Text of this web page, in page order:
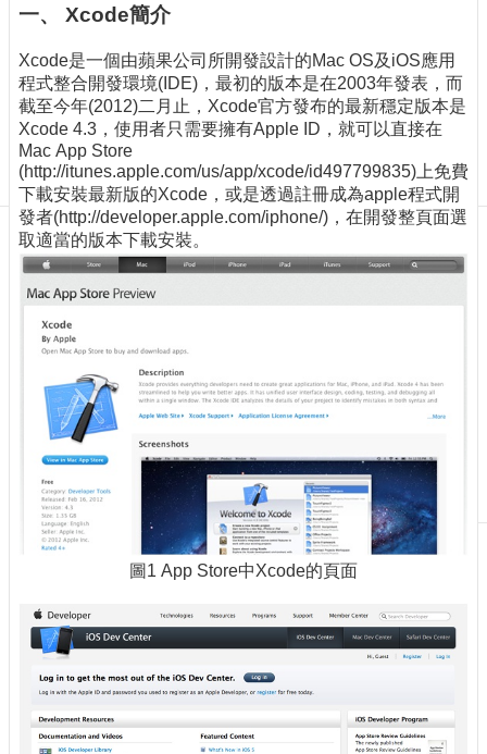
消
站
導
覽
最
新
消
息
關
於
我
題
報
術
一、 Xcode簡介
Xcode是一個由蘋果公司所開發設計的Mac OS及iOS應用
程式整合開發環境(IDE)，最初的版本是在2003年發表，而
截至今年(2012)二月止，Xcode官方發布的最新穩定版本是
Xcode 4.3，使用者只需要擁有Apple ID，就可以直接在
Mac App Store
(http://itunes.apple.com/us/app/xcode/id497799835)上免費
下載安裝最新版的Xcode，或是透過註冊成為apple程式開
發者(http://developer.apple.com/iphone/)，在開發整頁面選
取適當的版本下載安裝。
圖1 App Store中Xcode的頁面